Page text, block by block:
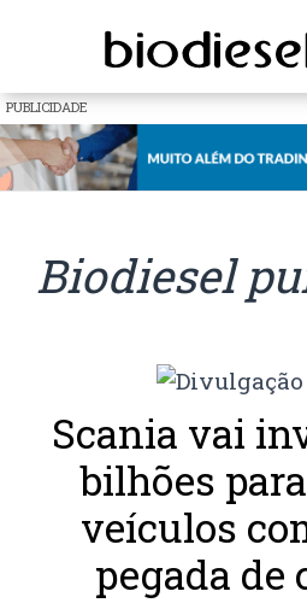
PUBLICIDADE
Biodiesel
Scania vai
bilhões
veículos
pegada de